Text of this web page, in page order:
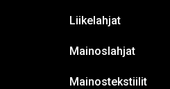
Liikelahjat
Mainoslahjat
Mainostekstiilit